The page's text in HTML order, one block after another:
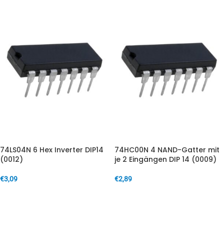
74LS04N 6 Hex Inverter DIP14
(0012)
€3,09
74HC00N 4 NAND-Gatter mit
je 2 Eingängen DIP 14 (0009)
€2,89